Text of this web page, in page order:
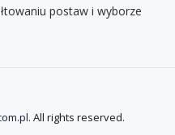
postaw i wyborze
. All rights reserved.